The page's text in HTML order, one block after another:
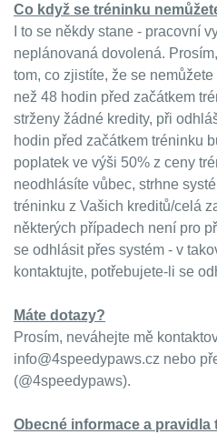
Co když se tréninku
I to se někdy stane - pracovní
neplánovaná dovolená.
tom, co zjistíte, že se
než 48 hodin před začátkem
strženy žádné kredity, při
hodin před začátkem tréninku
poplatek ve výši 50% z ceny
neodhlásíte vůbec, strhne
tréninku z Vašich kreditů/celá
některých případech není pro
se odhlásit přes systém - v
kontaktujte, potřebujete-li se
Máte dotazy?
Prosím, neváhejte mě
info@4speedypaws.cz nebo
(@4speedypaws).
Obecné informace a pravidla